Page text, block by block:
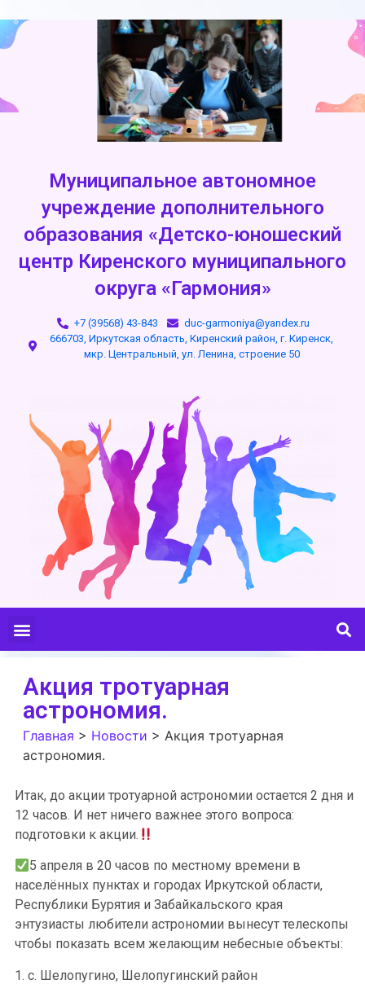
Муниципальное автономное
учреждение дополнительного
образования «Детско-юношеский
центр Киренского муниципального
округа «Гармония»
+7 (39568) 43-843
duc-garmoniya@yandex.ru
666703, Иркутская область, Киренский район, г. Киренск,
мкр. Центральный, ул. Ленина, строение 50
Акция тротуарная
астрономия.
Главная > Новости > Акция тротуарная
астрономия.
Итак, до акции тротуарной астрономии остается 2 дня и
12 часов. И нет ничего важнее этого вопроса:
подготовки к акции.
5 апреля в 20 часов по местному времени в
населённых пунктах и городах Иркутской области,
Республики Бурятия и Забайкальского края
энтузиасты любители астрономии вынесут телескопы
чтобы показать всем желающим небесные объекты:
1. с. Шелопугино, Шелопугинский район